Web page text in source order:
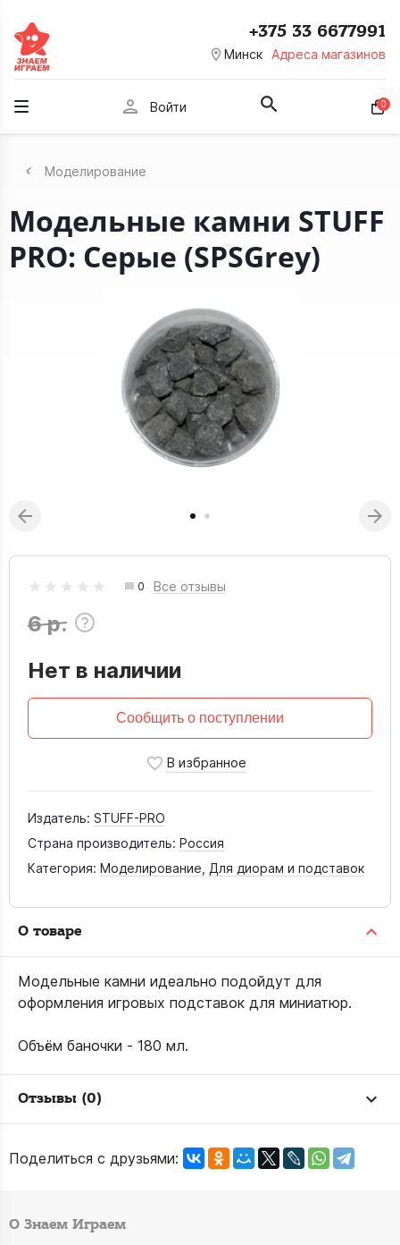
room Минск Адреса магазинов
+375 33 6677991
person Войти 0
Моделирование
Модельные камни STUFF
PRO: Серые (SPSGrey)
0 Все отзывы
6 р.
Нет в наличии
Сообщить о поступлении
Издатель: STUFF-PRO
Страна производитель: Россия
Категория: Моделирование Для диорам и подставок
О товаре
Модельные камни идеально подойдут для
оформления игровых подставок для миниатюр.
Объём баночки - 180 мл.
Отзывы (0)
Поделиться с друзьями:
О Знаем Играем